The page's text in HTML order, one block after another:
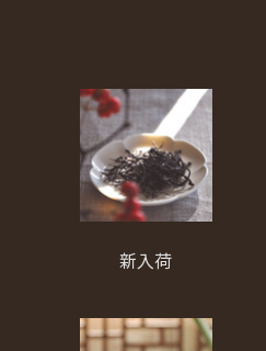
新入荷